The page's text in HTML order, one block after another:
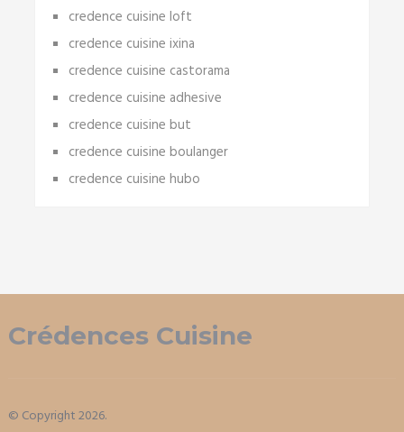
credence cuisine loft
credence cuisine ixina
credence cuisine castorama
credence cuisine adhesive
credence cuisine but
credence cuisine boulanger
credence cuisine hubo
Crédences Cuisine
© Copyright 2026.